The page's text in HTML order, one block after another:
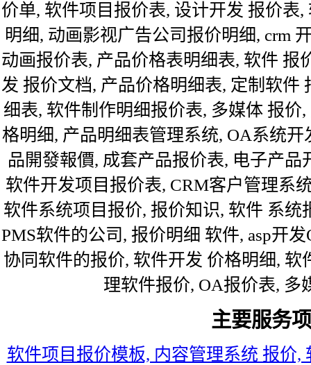
价单, 软件项目报价表, 设计开发 报价表
明细, 动画影视广告公司报价明细, crm
动画报价表, 产品价格表明细表, 软件 报
发 报价文档, 产品价格明细表, 定制软件
细表, 软件制作明细报价表, 多媒体 报
格明细, 产品明细表管理系统, OA系统
品開發報價, 成套产品报价表, 电子产
软件开发项目报价表, CRM客户管理系
软件系统项目报价, 报价知识, 软件 系
PMS软件的公司, 报价明细 软件, asp开
协同软件的报价, 软件开发 价格明细,
理软件报价, OA报价表, 多
主要服务
软件项目报价模板, 内容管理系统 报价,